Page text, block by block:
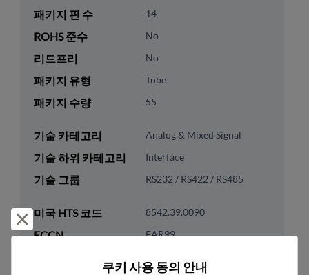
패키지 핀 수 14
ROHS 준수 No
리드프리 No
패키지 유형 Tube
패키지 수량 55
기술 카테고리 Analog & Mixed Signal
기술 하위 카테고리 Interface
기술 그룹 RS232 / RS422 / RS485
미국 HTS 코드 8542.39.0090
ECCN EAR99
거부 및 닫기
쿠키 사용 동의 안내